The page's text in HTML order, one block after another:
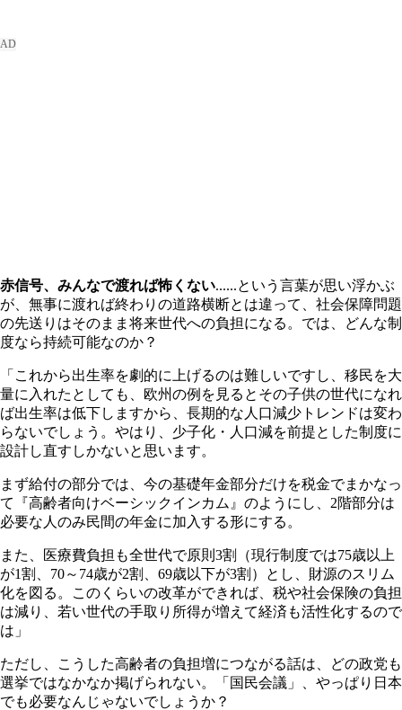
赤信号、みんなで渡れば怖くない......という言葉が思い浮かぶ
が、無事に渡れば終わりの道路横断とは違って、社会保障問題
の先送りはそのまま将来世代への負担になる。では、どんな制
度なら持続可能なのか？
「これから出生率を劇的に上げるのは難しいですし、移民を大
量に入れたとしても、欧州の例を見るとその子供の世代になれ
ば出生率は低下しますから、長期的な人口減少トレンドは変わ
らないでしょう。やはり、少子化・人口減を前提とした制度に
設計し直すしかないと思います。
まず給付の部分では、今の基礎年金部分だけを税金でまかなっ
て『高齢者向けベーシックインカム』のようにし、2階部分は
必要な人のみ民間の年金に加入する形にする。
また、医療費負担も全世代で原則3割（現行制度では75歳以上
が1割、70～74歳が2割、69歳以下が3割）とし、財源のスリム
化を図る。このくらいの改革ができれば、税や社会保険の負担
は減り、若い世代の手取り所得が増えて経済も活性化するので
は」
ただし、こうした高齢者の負担増につながる話は、どの政党も
選挙ではなかなか掲げられない。「国民会議」、やっぱり日本
でも必要なんじゃないでしょうか？